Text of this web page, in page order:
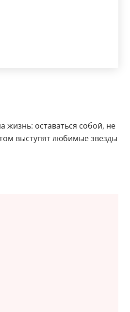
жизнь: оставаться собой, не
выступят любимые звезды